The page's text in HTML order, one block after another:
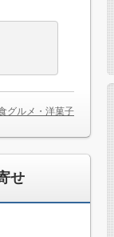
グルメ・洋菓子
せ